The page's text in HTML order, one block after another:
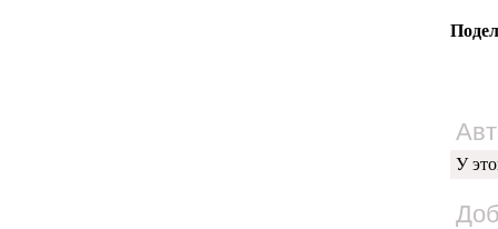
У